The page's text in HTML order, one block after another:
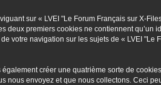
sur « LVEI "Le Forum Français sur X-
premiers cookies ne contiennent
votre navigation sur les sujets de « LVEI
créer une quatrième sorte de
nous envoyez et que nous collectons. Ceci